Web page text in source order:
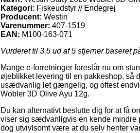
Kategori: Fiskeudstyr // Endegrej
Producent: Westin
Varenummer: 407-1519
EAN: M100-163-071
Vurderet til 3.5 ud af 5 stjerner baseret
Mange e-forretninger foreslår nu om
øjeblikket levering til en pakkeshop, så
usædvanlig let gængelig, og oftest
Wobler 3D Olive Ayu 12g.
Du kan alternativt beslutte dig for at få
viser sig sædvanligvis en kende mindre
dog utvivlsomt være at du selv henter